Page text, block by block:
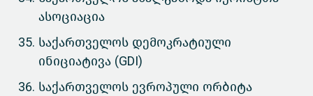
ასოციაცია
საქართველოს დემოკრატიული
ინიციატივა (GDI)
საქართველოს ევროპული ორბიტა